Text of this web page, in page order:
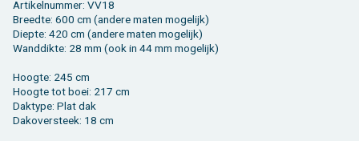
Ar­ti­kel­num­mer: VV18
Breed­te: 600 cm (an­de­re maten mo­ge­lijk)
Diep­te: 420 cm (an­de­re maten mo­ge­lijk)
Wand­dik­te: 28 mm (ook in 44 mm mo­ge­lijk)
Hoog­te: 245 cm
Hoog­te tot boei: 217 cm
Dak­ty­pe: Plat dak
Dak­over­steek: 18 cm